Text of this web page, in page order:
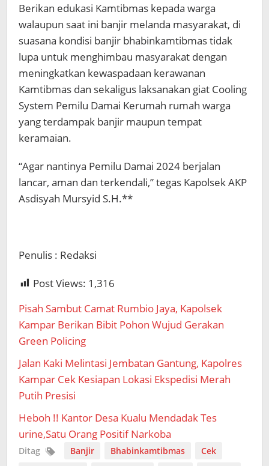
Berikan edukasi Kamtibmas kepada warga
walaupun saat ini banjir melanda masyarakat, di
suasana kondisi banjir bhabinkamtibmas tidak
lupa untuk menghimbau masyarakat dengan
meningkatkan kewaspadaan kerawanan
Kamtibmas dan sekaligus laksanakan giat Cooling
System Pemilu Damai Kerumah rumah warga
yang terdampak banjir maupun tempat
keramaian.
“Agar nantinya Pemilu Damai 2024 berjalan
lancar, aman dan terkendali,” tegas Kapolsek AKP
Asdisyah Mursyid S.H.**
Penulis : Redaksi
Post Views: 1,316
Pisah Sambut Camat Rumbio Jaya, Kapolsek
Kampar Berikan Bibit Pohon Wujud Gerakan
Green Policing
Jalan Kaki Melintasi Jembatan Gantung, Kapolres
Kampar Cek Kesiapan Lokasi Ekspedisi Merah
Putih Presisi
Heboh !! Kantor Desa Kualu Mendadak Tes
urine,Satu Orang Positif Narkoba
Ditag Banjir Bhabinkamtibmas
Cek